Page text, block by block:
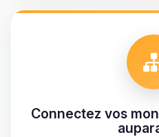
Connectez vos